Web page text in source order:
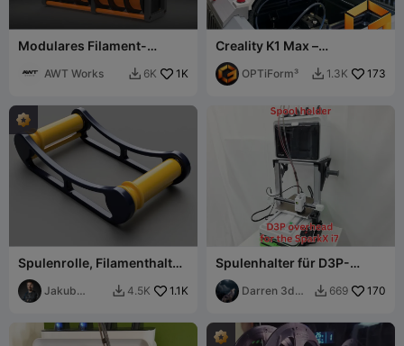
Modulares Filament-
& Verstärkt)
AWT Works  6K 1K
Creality K1 Max –
Filamenthalterung für Top-
SpuleOPTiForm³  1.3K 173
Spulenrolle, Filamenthalter,
Spulenhalter
Jakub
 4.5K 1.1K
Spulenhalter für D3P-
Deckenhalterung für
SparkX i7
Darren 3d
 669 170